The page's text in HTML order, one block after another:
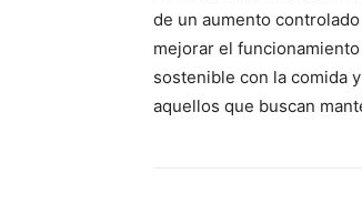
de un aumento
mejorar el
sostenible con la comida
aquellos que buscan